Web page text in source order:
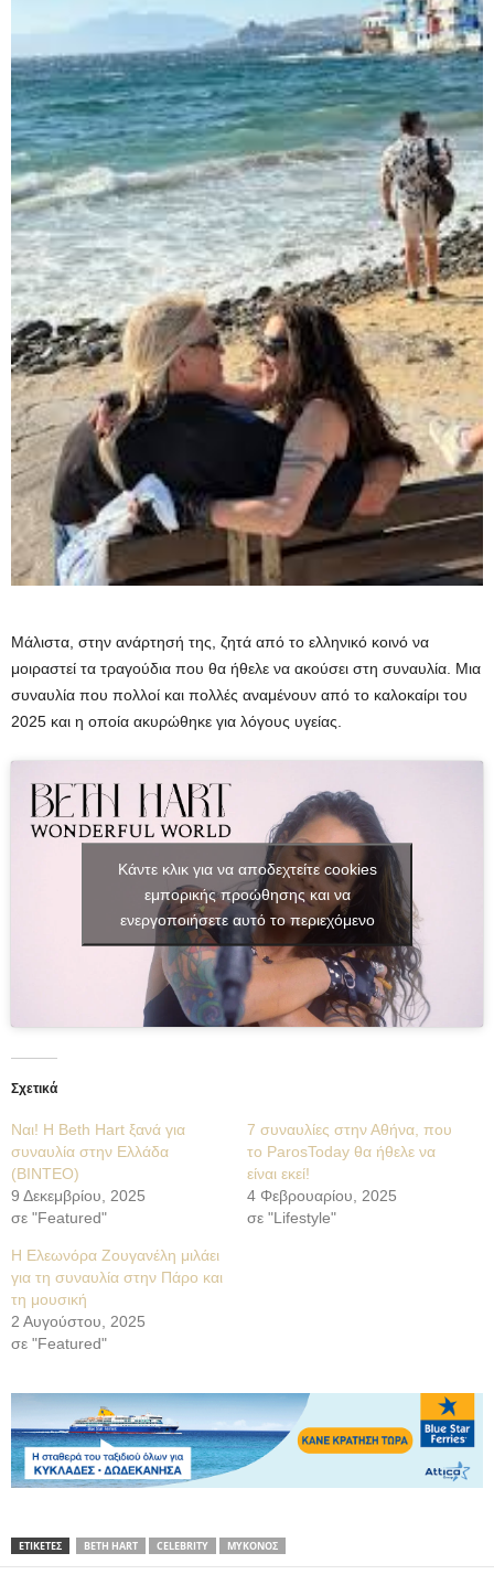
Μάλιστα, στην ανάρτησή της, ζητά από το ελληνικό κοινό να
μοιραστεί τα τραγούδια που θα ήθελε να ακούσει στη συναυλία. Μια
συναυλία που πολλοί και πολλές αναμένουν από το καλοκαίρι του
2025 και η οποία ακυρώθηκε για λόγους υγείας.
Κάντε κλικ για να αποδεχτείτε cookies
εμπορικής προώθησης και να
ενεργοποιήσετε αυτό το περιεχόμενο
Σχετικά
Ναι! Η Beth Hart ξανά για
συναυλία στην Ελλάδα
(ΒΙΝΤΕΟ)
9 Δεκεμβρίου, 2025
σε "Featured"
7 συναυλίες στην Αθήνα, που
το ParosToday θα ήθελε να
είναι εκεί!
4 Φεβρουαρίου, 2025
σε "Lifestyle"
Η Ελεωνόρα Ζουγανέλη μιλάει
για τη συναυλία στην Πάρο και
τη μουσική
2 Αυγούστου, 2025
σε "Featured"
ΕΤΙΚΕΤΕΣ BETH HART CELEBRITY ΜΥΚΟΝΟΣ